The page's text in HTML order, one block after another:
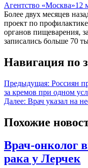
Агентство «Москва»12
Более двух месяцев
проект по
органов пищеварения,
записались больше 70
Навигация по
Предыдущая: Россиян
за кремов при одном
Далее: Врач указал на
Похожие
Врач-онколог
рака у Лерчек